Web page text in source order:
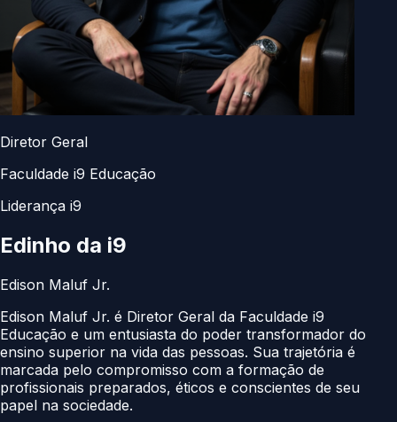
Diretor Geral
Faculdade i9 Educação
Liderança i9
Edinho da i9
Edison Maluf Jr.
Edison Maluf Jr. é Diretor Geral da Faculdade i9
Educação e um entusiasta do poder transformador do
ensino superior na vida das pessoas. Sua trajetória é
marcada pelo compromisso com a formação de
profissionais preparados, éticos e conscientes de seu
papel na sociedade.